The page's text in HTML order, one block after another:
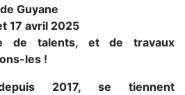
de Guyane
17 avril 2025
de talents, et de travaux
les !
2017, se tiennent